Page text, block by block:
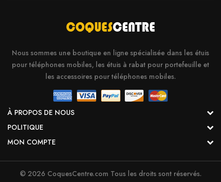
Nous sommes une boutique en ligne spécialisée dans les étuis
pour téléphones mobiles, les étuis à rabat pour portefeuille et
les accessoires pour téléphones mobiles.
À PROPOS DE NOUS
POLITIQUE
MON COMPTE
© 2026 CoquesCentre.com Tous les droits sont réservés.